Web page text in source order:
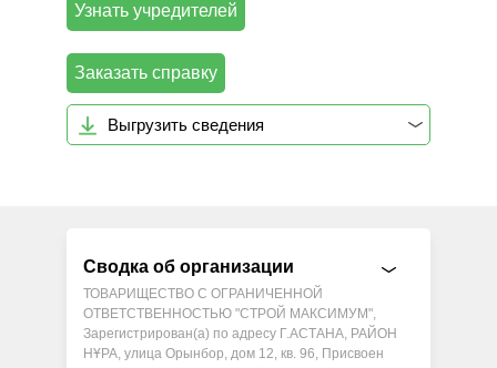
Узнать учредителей
Заказать справку
Выгрузить сведения
Сводка об организации
ТОВАРИЩЕСТВО С ОГРАНИЧЕННОЙ
ОТВЕТСТВЕННОСТЬЮ "СТРОЙ МАКСИМУМ",
Зарегистрирован(а) по адресу Г.АСТАНА, РАЙОН
НҰРА, улица Орынбор, дом 12, кв. 96, Присвоен